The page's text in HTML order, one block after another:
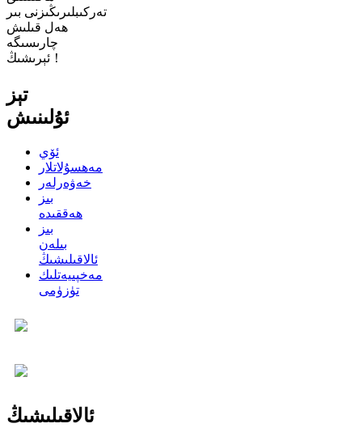
تەركىبلىرىڭىزنى بىر
ھەل قىلىش
چارىسىگە
ئېرىشىڭ！
تېز
ئۇلىنىش
ئۆي
مەھسۇلاتلار
خەۋەرلەر
بىز
ھەققىدە
بىز
بىلەن
ئالاقىلىشىڭ
مەخپىيەتلىك
تۈزۈمى
ئالاقىلىشىڭ